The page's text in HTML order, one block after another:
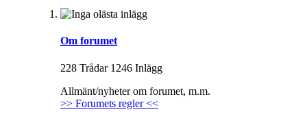
Om forumet
228 Trådar 1246 Inlägg
Allmänt/nyheter om forumet, m.m.
>> Forumets regler <<